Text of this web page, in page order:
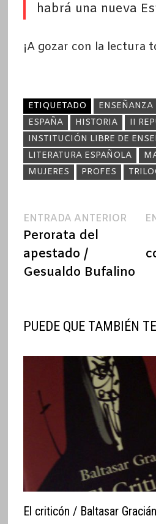
habrá una nueva
¡A gozar con la lectura
ETIQUETADO ENSEÑANZA
ESPAÑA
HISTORIA
II
INSTITUCIÓN LIBRE DE
LITERATURA ESPAÑOLA
MUJERES
PROFES
Navegación
de
entradas
ENTRADA ANTERIOR
Perorata del
apestado /
Gesualdo Bufalino
PUEDE QUE TAMBIÉN
El criticón / Baltasar Gracián